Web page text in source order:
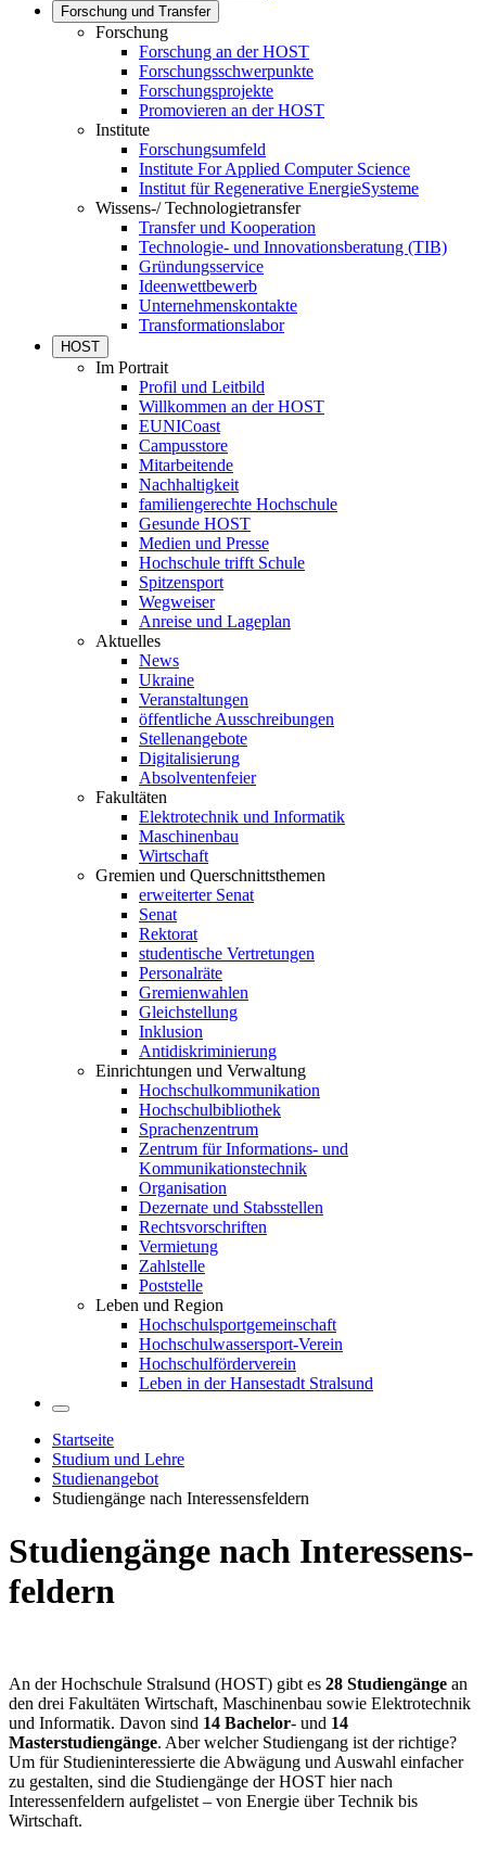
Forschung und Transfer
Forschung
Forschung an der HOST
Forschungsschwerpunkte
Forschungsprojekte
Promovieren an der HOST
Institute
Forschungsumfeld
Institute For Applied Computer Science
Institut für Regenerative EnergieSysteme
Wissens-/ Technologietransfer
Transfer und Kooperation
Technologie- und Innovationsberatung (TIB)
Gründungsservice
Ideenwettbewerb
Unternehmenskontakte
Transformationslabor
HOST
Im Portrait
Profil und Leitbild
Willkommen an der HOST
EUNICoast
Campusstore
Mitarbeitende
Nachhaltigkeit
familiengerechte Hochschule
Gesunde HOST
Medien und Presse
Hochschule trifft Schule
Spitzensport
Wegweiser
Anreise und Lageplan
Aktuelles
News
Ukraine
Veranstaltungen
öffentliche Ausschreibungen
Stellenangebote
Digitalisierung
Absolventenfeier
Fakultäten
Elektrotechnik und Informatik
Maschinenbau
Wirtschaft
Gremien und Querschnittsthemen
erweiterter Senat
Senat
Rektorat
studentische Vertretungen
Personalräte
Gremienwahlen
Gleichstellung
Inklusion
Antidiskriminierung
Einrichtungen und Verwaltung
Hochschulkommunikation
Hochschulbibliothek
Sprachenzentrum
Zentrum für Informations- und
Kommunikationstechnik
Organisation
Dezernate und Stabsstellen
Rechtsvorschriften
Vermietung
Zahlstelle
Poststelle
Leben und Region
Hochschulsportgemeinschaft
Hochschulwassersport-Verein
Hochschulförderverein
Leben in der Hansestadt Stralsund
Startseite
Studium und Lehre
Studienangebot
Studiengänge nach Interessensfeldern
Stu­di­en­gän­ge nach In­ter­es­sens­
fel­dern
An der Hochschule Stralsund (HOST) gibt es 28 Studiengänge an
den drei Fakultäten Wirtschaft, Maschinenbau sowie Elektrotechnik
und Informatik. Davon sind 14 Bachelor- und 14
Masterstudiengänge. Aber welcher Studiengang ist der richtige?
Um für Studieninteressierte die Abwägung und Auswahl einfacher
zu gestalten, sind die Studiengänge der HOST hier nach
Interessenfeldern aufgelistet – von Energie über Technik bis
Wirtschaft.